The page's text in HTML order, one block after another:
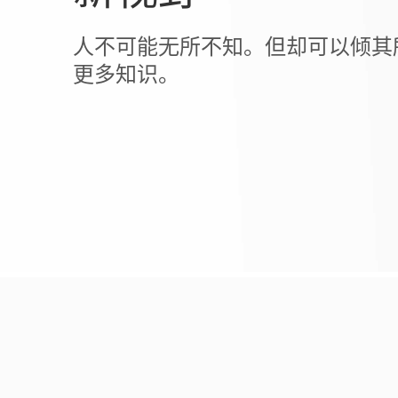
人不可能无所不知。但却可以倾
更多知识。